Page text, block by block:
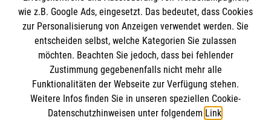
Datenschutz
Kontakt
Barrierefreiheit
Die Malteser
Malteser in Deutschland
Malteserorden
Sharepoint
Spendenkonto
wie z.B. Google Ads, eingesetzt. Das bedeutet, dass Cookies
zur Personalisierung von Anzeigen verwendet werden. Sie
entscheiden selbst, welche Kategorien Sie zulassen
möchten. Beachten Sie jedoch, dass bei fehlender
Zustimmung gegebenenfalls nicht mehr alle
Funktionalitäten der Webseite zur Verfügung stehen.
Weitere Infos finden Sie in unseren speziellen Cookie-
Datenschutzhinweisen unter folgendem Link.